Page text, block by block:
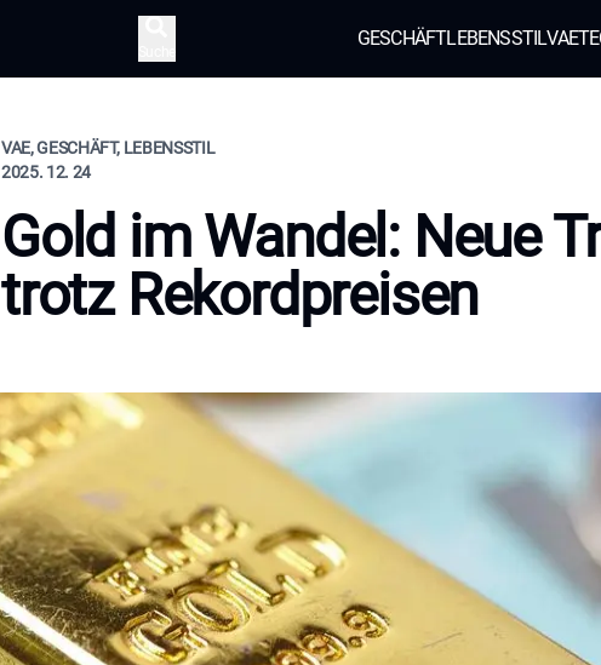
GESCHÄFTLEBENSSTILVAE
VAE, GESCHÄFT, LEBENSSTIL
2025. 12. 24
Gold im Wandel: Neue
trotz Rekordpreisen